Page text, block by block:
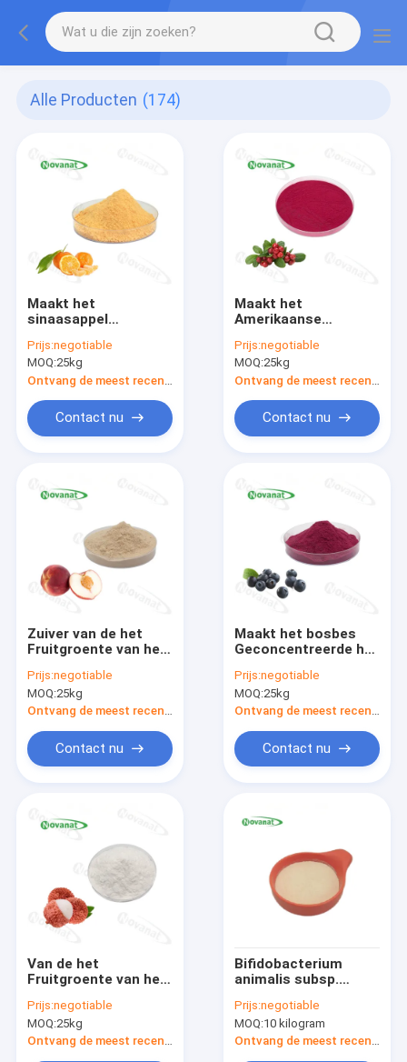
Alle Producten (174)
Maakt het
sinaasappel
Poeder Zuivere
Aroma van de
Fruitgroente/In water
oplosbaar/Etiket
schoon
Prijs:negotiable
MOQ:25kg
Contact nu
Maakt het
Amerikaanse
Geconcentreerde
Poeder van de
Fruitgroente/het
Zuivere aroma/In
water
oplosbaar/Etiket
Prijs:negotiable
MOQ:25kg
Contact nu
Zuiver van de het
Fruitgroente van het
Poeder Zuiver Aroma
zonder Bijkomende
Bewaarmiddelen
Prijs:negotiable
MOQ:25kg
Contact nu
Maakt het bosbes
Geconcentreerde het
Aroma van de
Fruitgroente/In water
oplosbaar/Etiket
Prijs:negotiable
MOQ:25kg
Contact nu
Van de het
Fruitgroente van het
het het Poeder
Zuivere Aroma/In
water
Prijs:negotiable
MOQ:25kg
Ontvang de meest recente Prijs
Bifidobacterium
animalis subsp.
Postbiotica Poeder
Tyndallized Vegan
Prijs:negotiable
MOQ:10 kilogram
Ontvang de meest recente Prijs